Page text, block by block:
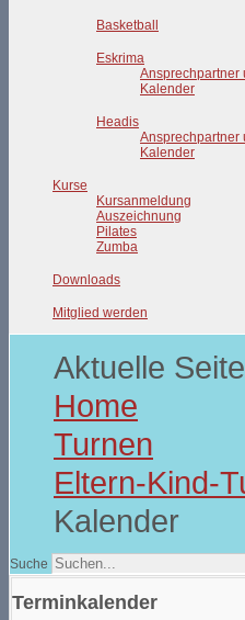
Basketball
Eskrima
Ansprechpartner
Kalender
Headis
Ansprechpartner
Kalender
Kurse
Kursanmeldung
Auszeichnung
Pilates
Zumba
Downloads
Mitglied werden
Aktuelle
Home
Turnen
Eltern-Kind-
Kalender
Suche
Terminkalender